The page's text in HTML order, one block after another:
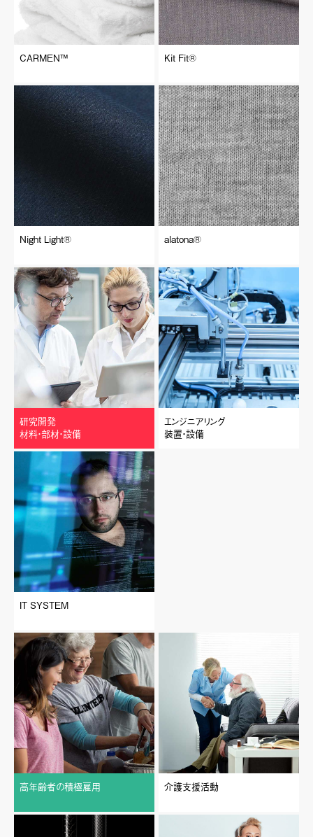
CARMEN™ Kit Fit®︎
Night Light®︎ alatona®︎
研究開発
材料・部材・設備
エンジニアリング
装置・設備
IT SYSTEM
高年齢者の積極雇用 介護支援活動